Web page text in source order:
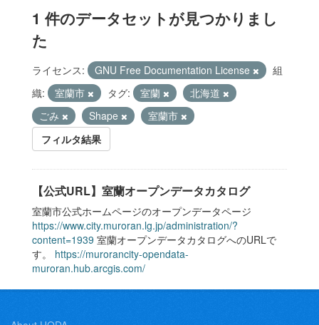
1 件のデータセットが見つかりまし
た
ライセンス: GNU Free Documentation License
組
織:
室蘭市 タグ: 室蘭
北海道
ごみ
Shape
室蘭市
フィルタ結果
【公式URL】室蘭オープンデータカタログ
室蘭市公式ホームページのオープンデータページ
https://www.city.muroran.lg.jp/administration/?
content=1939 室蘭オープンデータカタログへのURLで
す。 https://murorancity-opendata-
muroran.hub.arcgis.com/